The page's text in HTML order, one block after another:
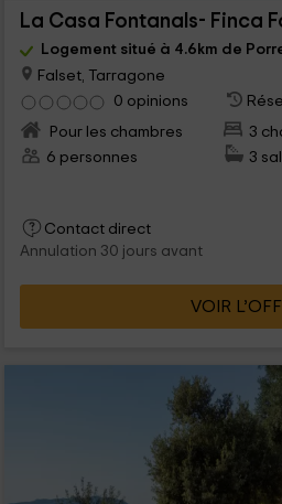
La Casa Fontanals- Finca
Logement situé à 4.6km de
Falset, Tarragone
0 opinions
Pour les chambres
3
6 personnes
3
Contact direct
Annulation 30 jours avant
VOIR